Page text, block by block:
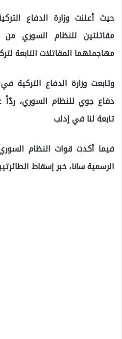
حيث أعلنت وزارة الدفاع
مهاجمتهما المقاتلات التابعة
دفاع جوي للنظام السوري،
تابعة لنا في ‎إدلب
فيما أكدت قوات النظام
الرسمية سانا، خبر إسقاط